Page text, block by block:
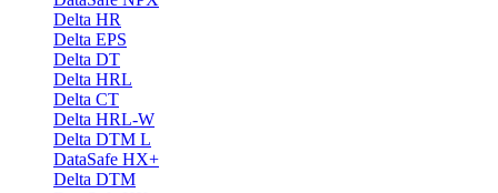
Delta HR
Delta EPS
Delta DT
Delta HRL
Delta CT
Delta HRL-W
Delta DTM L
DataSafe HX+
Delta DTM